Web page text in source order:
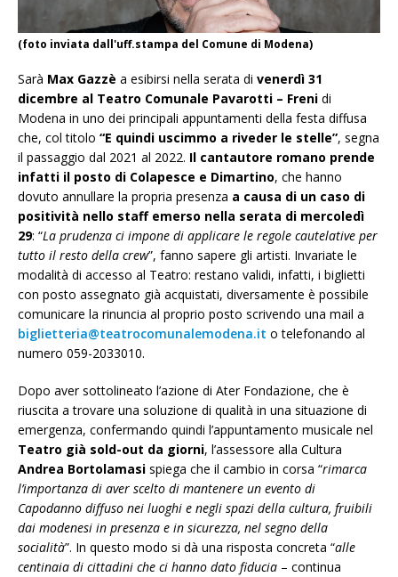
(foto inviata dall'uff.stampa del Comune di Modena)
Sarà Max Gazzè a esibirsi nella serata di venerdì 31
dicembre al Teatro Comunale Pavarotti – Freni di
Modena in uno dei principali appuntamenti della festa diffusa
che, col titolo “E quindi uscimmo a riveder le stelle”, segna
il passaggio dal 2021 al 2022. Il cantautore romano prende
infatti il posto di Colapesce e Dimartino, che hanno
dovuto annullare la propria presenza a causa di un caso di
positività nello staff emerso nella serata di mercoledì
29: “La prudenza ci impone di applicare le regole cautelative per
tutto il resto della crew”, fanno sapere gli artisti. Invariate le
modalità di accesso al Teatro: restano validi, infatti, i biglietti
con posto assegnato già acquistati, diversamente è possibile
comunicare la rinuncia al proprio posto scrivendo una mail a
biglietteria@teatrocomunalemodena.it o telefonando al
numero 059-2033010.
Dopo aver sottolineato l’azione di Ater Fondazione, che è
riuscita a trovare una soluzione di qualità in una situazione di
emergenza, confermando quindi l’appuntamento musicale nel
Teatro già sold-out da giorni, l’assessore alla Cultura
Andrea Bortolamasi spiega che il cambio in corsa “rimarca
l’importanza di aver scelto di mantenere un evento di
Capodanno diffuso nei luoghi e negli spazi della cultura, fruibili
dai modenesi in presenza e in sicurezza, nel segno della
socialità”. In questo modo si dà una risposta concreta “alle
centinaia di cittadini che ci hanno dato fiducia – continua